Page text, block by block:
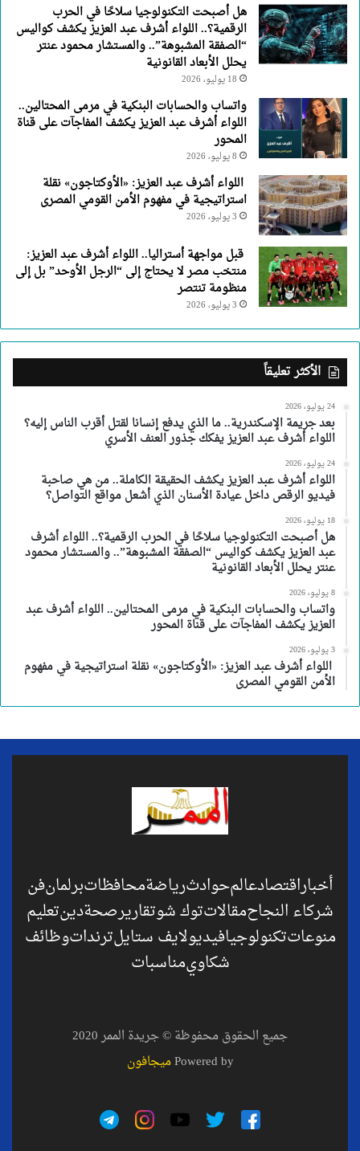
هل أصبحت التكنولوجيا سلاحًا في الحرب
الرقمية؟.. اللواء أشرف عبد العزيز يكشف كواليس
“الصفقة المشبوهة”.. والمستشار محمود عنتر
يحلل الأبعاد القانونية
18 يوليو، 2026
واتساب والحسابات البنكية في مرمى المحتالين..
اللواء أشرف عبد العزيز يكشف المفاجآت على قناة
المحور
8 يوليو، 2026
اللواء أشرف عبد العزيز: «الأوكتاجون» نقلة
استراتيجية في مفهوم الأمن القومي المصرى
3 يوليو، 2026
قبل مواجهة أستراليا.. اللواء أشرف عبد العزيز:
منتخب مصر لا يحتاج إلى “الرجل الأوحد” بل إلى
منظومة تنتصر
3 يوليو، 2026
الأكثر تعليقاً
24 يوليو، 2026
بعد جريمة الإسكندرية.. ما الذي يدفع إنسانا لقتل أقرب الناس إليه؟
اللواء أشرف عبد العزيز يفكك جذور العنف الأسري
24 يوليو، 2026
اللواء أشرف عبد العزيز يكشف الحقيقة الكاملة.. من هي صاحبة
فيديو الرقص داخل عيادة الأسنان الذي أشعل مواقع التواصل؟
18 يوليو، 2026
هل أصبحت التكنولوجيا سلاحًا في الحرب الرقمية؟.. اللواء أشرف
عبد العزيز يكشف كواليس “الصفقة المشبوهة”.. والمستشار محمود
عنتر يحلل الأبعاد القانونية
8 يوليو، 2026
واتساب والحسابات البنكية في مرمى المحتالين.. اللواء أشرف عبد
العزيز يكشف المفاجآت على قناة المحور
3 يوليو، 2026
اللواء أشرف عبد العزيز: «الأوكتاجون» نقلة استراتيجية في مفهوم
الأمن القومي المصرى
أخباراقتصادعالمحوادثرياضةمحافظاتبرلمانفن
شركاء النجاحمقالاتتوك شوتقاريرصحةدينتعليم
منوعاتتكنولوجيافيديولايف ستايلترنداتوظائف
شكاويمناسبات
جميع الحقوق محفوظة © جريدة الممر 2020
Powered byميجافون